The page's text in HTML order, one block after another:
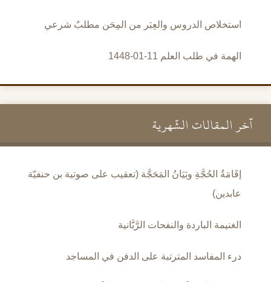
استخلاص الدروس والعِبَر من المِحَن مطلبٌ شرعي
الهمة في طلب العلم 11-01-1448
آخر المقالات الشَّهرية
إقَامَةُ الحُجَّةِ وبَيَانُ المَحَجَّة (تعقيب على صوتية بن حنفيّة
عابدين)
الغنيمة الباردة والنفحات الرَّبَّانية
درء المفاسد المترتبة على الدفن في المساجد